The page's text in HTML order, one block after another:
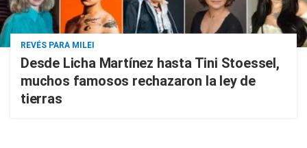
REVÉS PARA MILEI
Desde Licha Martínez hasta Tini Stoessel,
muchos famosos rechazaron la ley de
tierras